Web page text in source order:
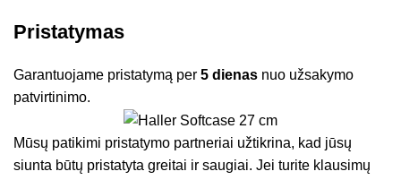
Pristatymas
Garantuojame pristatymą per5 dienas nuo užsakymo
patvirtinimo.
Mūsų patikimi pristatymo partneriai užtikrina, kad jūsų
siunta būtų pristatyta greitai ir saugiai. Jei turite klausimų